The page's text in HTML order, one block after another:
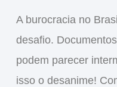
A burocracia no
desafio.
podem parecer
isso o desanime!